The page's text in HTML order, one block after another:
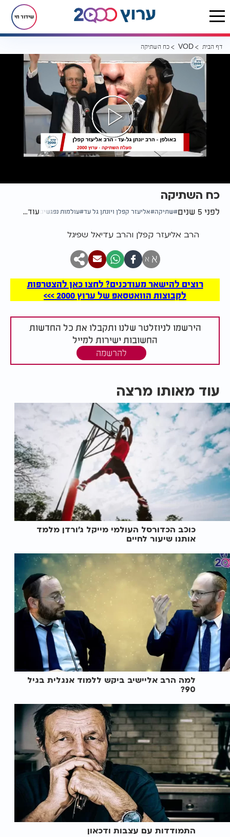
שידור חי
דף הבית VOD כח השתיקה
כח השתיקה
לפני 5 שנים שתיקה אליעזר קפלן ויונתן גל עד עולמות נפגשים עוד...
הרב אליעזר קפלן והרב עדיאל שפיגל
א א
רוצים להישאר מעודכנים? לחצו כאן להצטרפות
לקבוצות הוואטסאפ של ערוץ 2000 >>>
הירשמו לניוזלטר שלנו ותקבלו את כל החדשות
החשובות ישירות למייל
להרשמה
עוד מאותו מרצה
כוכב הכדורסל העולמי מייקל ג’ורדן מלמד
אותנו שיעור לחיים
למה הרב אליישיב ביקש ללמוד אנגלית בגיל
90?
התמודדות עם עצבות ודכאון